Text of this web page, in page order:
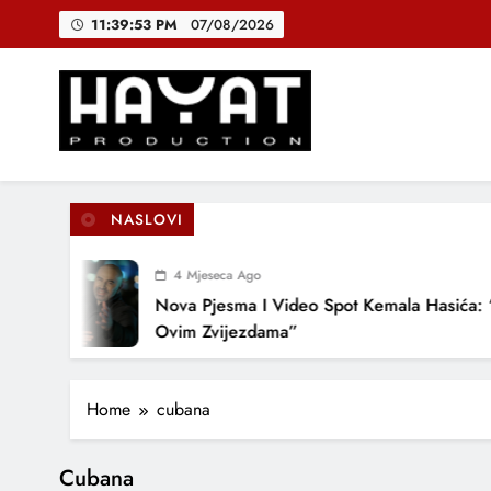
11:39:53 PM 07/08/2026
Hayat Production
Promocija domaće muzike
NASLOVI
4 Mjeseca Ago
Nova Pjesma I Video Spot Kemala Hasića:
Ovim Zvijezdama”
Home cubana
Cubana